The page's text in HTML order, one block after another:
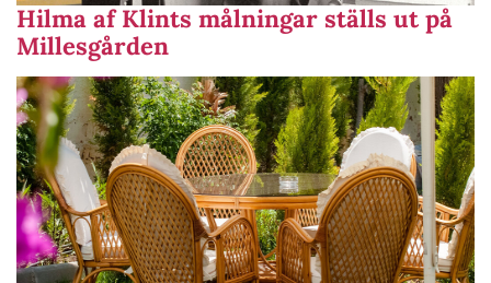
Hilma af Klints målningar ställs ut på
Millesgården